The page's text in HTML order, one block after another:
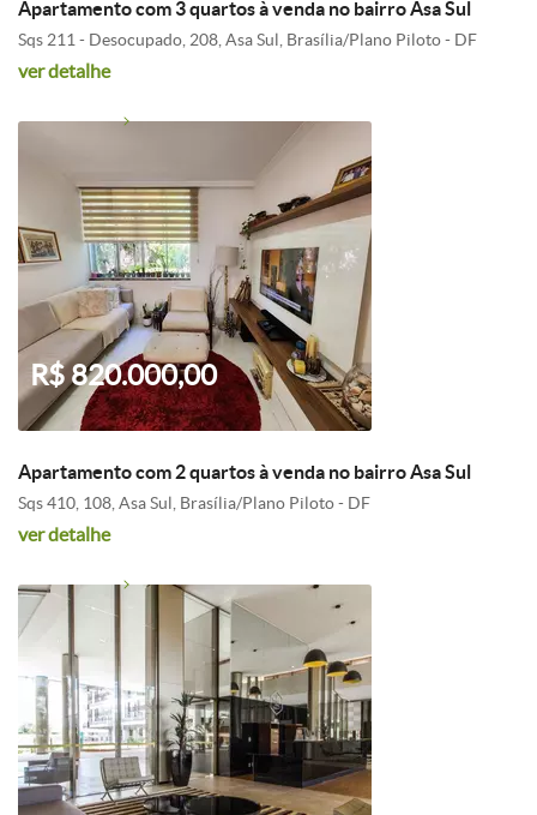
Apartamento com 3 quartos à venda no bairro Asa Sul
Sqs 211 - Desocupado, 208, Asa Sul, Brasília/Plano Piloto - DF
ver detalhe
R$ 820.000,00
Apartamento com 2 quartos à venda no bairro Asa Sul
Sqs 410, 108, Asa Sul, Brasília/Plano Piloto - DF
ver detalhe